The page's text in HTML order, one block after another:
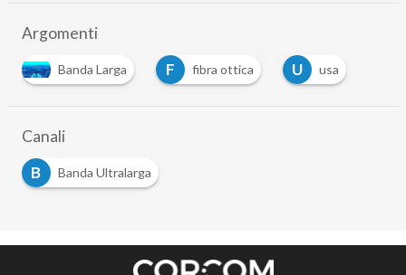
Argomenti
Banda Larga F fibra ottica U usa
Canali
B
Banda Ultralarga